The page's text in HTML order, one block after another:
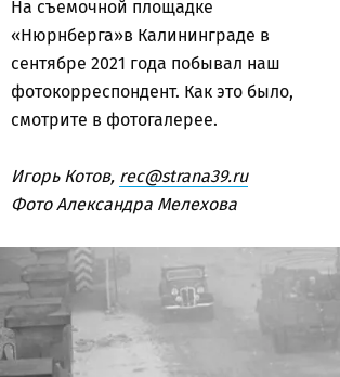
На съемочной площадке
«Нюрнберга»в Калининграде в
сентябре 2021 года побывал наш
фотокорреспондент. Как это было,
смотрите в фотогалерее.
Игорь Котов, rec@strana39.ru
Фото Александра Мелехова